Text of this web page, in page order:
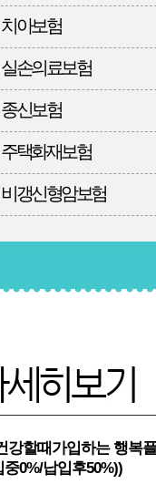
치아보험
실손의료보험
종신보험
주택화재보험
비갱신형암보험
강할때가입하는 행복
0%/납입후50%))